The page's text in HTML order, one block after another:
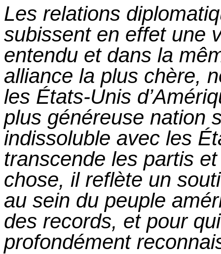
Les relations
subissent en effet une
entendu etdans la
alliance la plus chère,
les États-Unis
plus généreuse nation
indissoluble avec les
transcende les partis et
chose, ilreflète un
au sein du peuple
des records, et pour
profondément